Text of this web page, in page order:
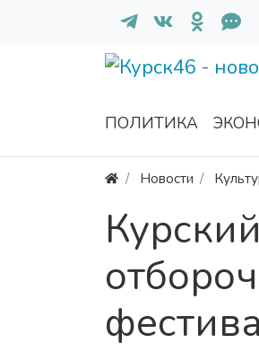
ПОЛИТИКА
Новости